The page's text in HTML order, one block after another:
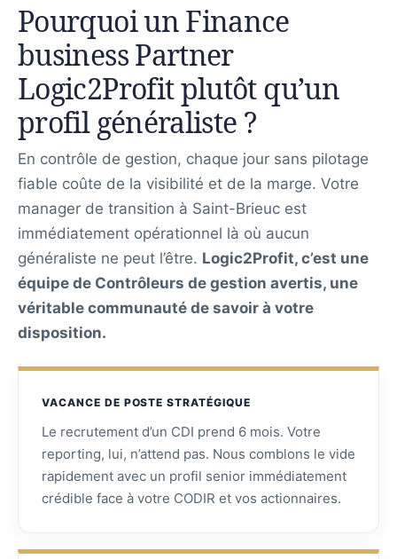
Pourquoi un Finance
business Partner
Logic2Profit plutôt qu’un
profil généraliste ?
En contrôle de gestion, chaque jour sans pilotage
fiable coûte de la visibilité et de la marge. Votre
manager de transition à Saint-Brieuc est
immédiatement opérationnel là où aucun
généraliste ne peut l’être. Logic2Profit, c’est une
équipe de Contrôleurs de gestion avertis, une
véritable communauté de savoir à votre
disposition.
VACANCE DE POSTE STRATÉGIQUE
Le recrutement d’un CDI prend 6 mois. Votre
reporting, lui, n’attend pas. Nous comblons le vide
rapidement avec un profil senior immédiatement
crédible face à votre CODIR et vos actionnaires.